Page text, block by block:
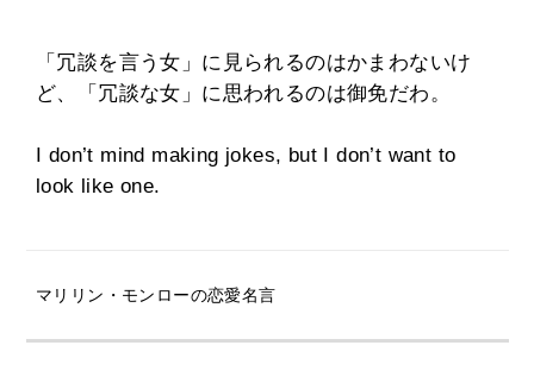
「冗談を言う女」に見られるのはかまわないけ
ど、「冗談な女」に思われるのは御免だわ。
I don’t mind making jokes, but I don’t want to
look like one.
マリリン・モンローの恋愛名言